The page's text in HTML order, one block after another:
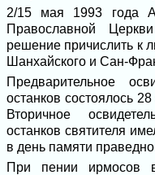
2/15 мая 1993 года
Православной
решение причислить к
Шанхайского и Сан-
Предварительное
останков состоялось
Вторичное
останков святителя
в день памяти
При пении ирмосов